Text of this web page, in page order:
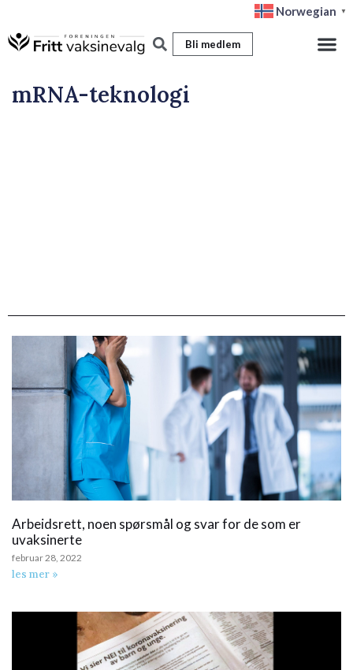
til
Norwegian ▼
Bli medlem
mRNA-teknologi
Arbeidsrett, noen spørsmål og svar for de som er
uvaksinerte
februar 28, 2022
les mer »
SideSideSide